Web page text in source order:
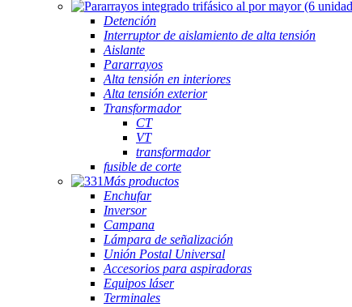
Detención
Interruptor de aislamiento de alta tensión
Aislante
Pararrayos
Alta tensión en interiores
Alta tensión exterior
Transformador
CT
VT
transformador
fusible de corte
Más productos
Enchufar
Inversor
Campana
Lámpara de señalización
Unión Postal Universal
Accesorios para aspiradoras
Equipos láser
Terminales